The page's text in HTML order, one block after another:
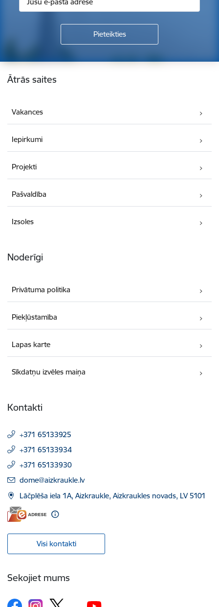
Kājene
Ātrās saites
Vakances
Iepirkumi
Projekti
Pašvaldība
Izsoles
Noderīgi
Privātuma politika
Piekļūstamība
Lapas karte
Sīkdatņu izvēles maiņa
Kontakti
+371 65133925
+371 65133934
+371 65133930
E-pasts:
dome@aizkraukle.lv
Lāčplēša iela 1A, Aizkraukle, Aizkraukles novads, LV 5101
Visi kontakti
Sekojiet mums